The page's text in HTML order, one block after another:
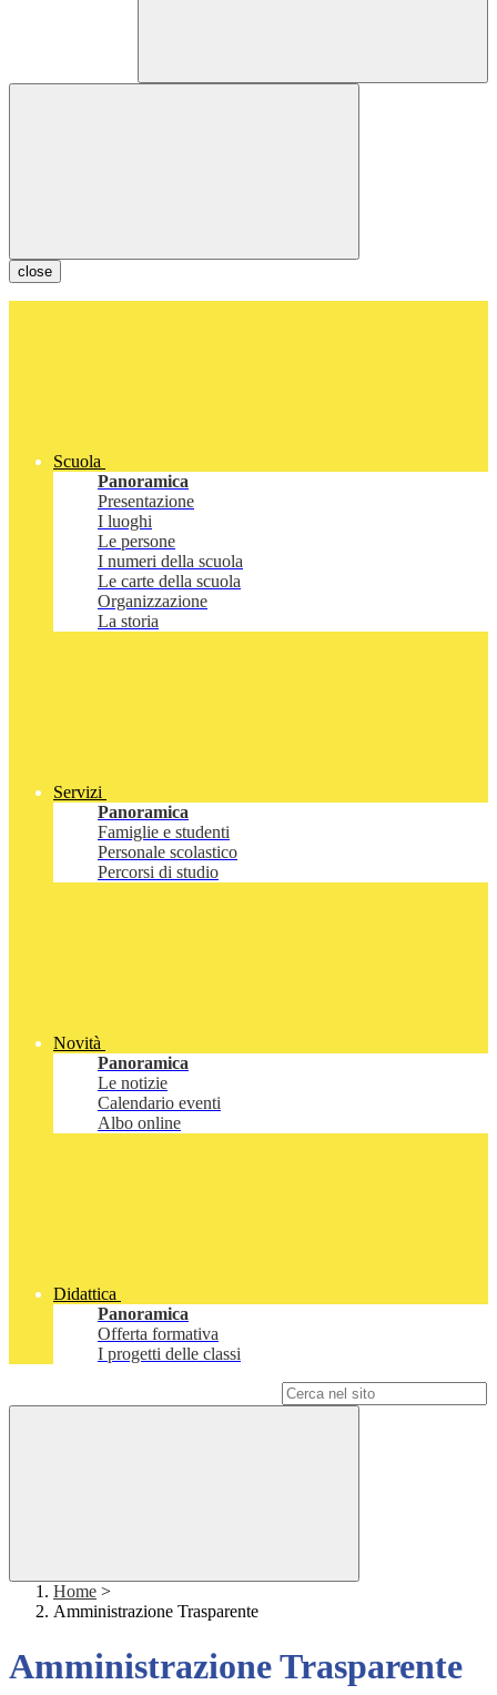
close
Scuola
Panoramica
Presentazione
I luoghi
Le persone
I numeri della scuola
Le carte della scuola
Organizzazione
La storia
Servizi
Panoramica
Famiglie e studenti
Personale scolastico
Percorsi di studio
Novità
Panoramica
Le notizie
Calendario eventi
Albo online
Didattica
Panoramica
Offerta formativa
I progetti delle classi
Home >
Amministrazione Trasparente
Amministrazione Trasparente